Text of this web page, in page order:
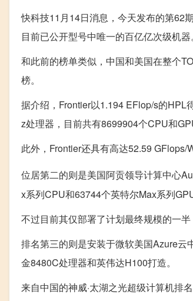
快科技11月14日消息，今天发布的第62
目前已公开型号中唯一的百亿亿次级机器。
和此前的榜单类似，中国和美国在整个
榜。
据介绍，Frontier以1.194 EFlop/s的HPL
z处理器，目前共有8699904个CPU和
此外，Frontier还具有高达52.59 GFlops/
位居第二的则是美国阿贡领导计算中心
x系列CPU和63744个英特尔Max系列GPU
不过目前其仅部署了计划最终规模的一
排名第三的则是安装于微软美国Azure
金8480C处理器和英伟达H100打造。
来自中国的神威·太湖之光超级计算机排